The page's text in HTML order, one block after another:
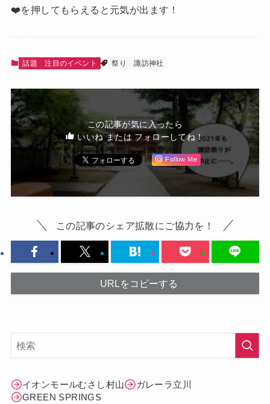
❤️を押してもらえると元気が出ます！
話題 注目のイベント 祭り 諏訪神社
この記事が気に入ったら
いいね または フォローしてね！
Follow Me
この記事のシェア拡散にご協力を！
URLをコピーする
イオンモールむさし村山
ガレーラ立川
GREEN SPRINGS